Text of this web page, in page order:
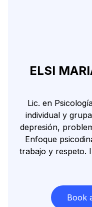
ELSI
Lic. en
individual y
depresión,
Enfoque
trabajo y respeto.
Book